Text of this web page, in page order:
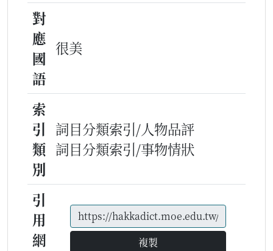
對
應
國
語
很美
索
引
類
別
詞目分類索引/人物品評
詞目分類索引/事物情狀
引
用
網
複製